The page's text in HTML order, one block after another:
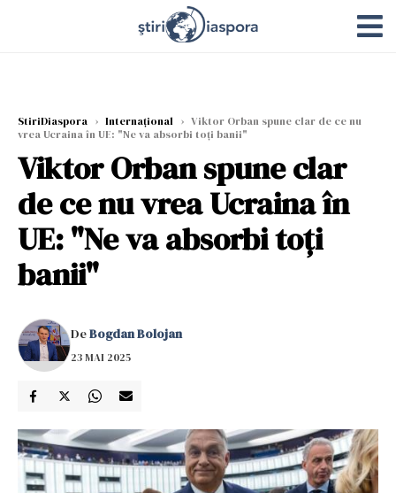
StiriDiaspora › Internațional › Viktor Orban spune clar de ce nu
vrea Ucraina în UE: "Ne va absorbi toți banii"
Viktor Orban spune clar
de ce nu vrea Ucraina în
UE: "Ne va absorbi toți
banii"
DeBogdan Bolojan
23 MAI 2025